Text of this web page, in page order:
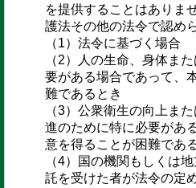
を提供することはありま
護法その他の法令で認め
（1）法令に基づく場合
（2）人の生命、身体ま
要がある場合であって、
難であるとき
（3）公衆衛生の向上ま
進のために特に必要があ
意を得ることが困難であ
（4）国の機関もしくは
託を受けた者が法令の定